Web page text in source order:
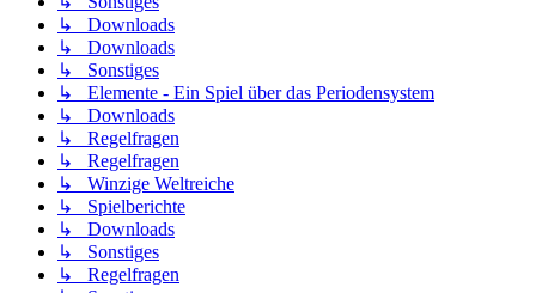
↳ Downloads
↳ Downloads
↳ Sonstiges
↳ Elemente - Ein Spiel über das Periodensystem
↳ Downloads
↳ Regelfragen
↳ Regelfragen
↳ Winzige Weltreiche
↳ Spielberichte
↳ Downloads
↳ Sonstiges
↳ Regelfragen